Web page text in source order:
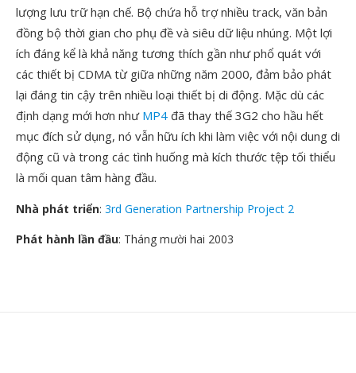
lượng lưu trữ hạn chế. Bộ chứa hỗ trợ nhiều track, văn bản
đồng bộ thời gian cho phụ đề và siêu dữ liệu nhúng. Một lợi
ích đáng kể là khả năng tương thích gần như phổ quát với
các thiết bị CDMA từ giữa những năm 2000, đảm bảo phát
lại đáng tin cậy trên nhiều loại thiết bị di động. Mặc dù các
định dạng mới hơn như MP4 đã thay thế 3G2 cho hầu hết
mục đích sử dụng, nó vẫn hữu ích khi làm việc với nội dung di
động cũ và trong các tình huống mà kích thước tệp tối thiểu
là mối quan tâm hàng đầu.
Nhà phát triển: 3rd Generation Partnership Project 2
Phát hành lần đầu: Tháng mười hai 2003